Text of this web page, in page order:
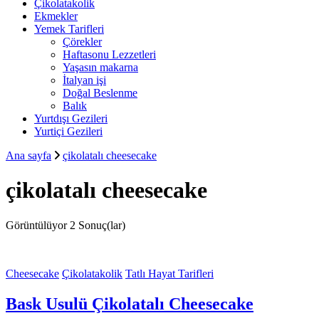
Çikolatakolik
Ekmekler
Yemek Tarifleri
Çörekler
Haftasonu Lezzetleri
Yaşasın makarna
İtalyan işi
Doğal Beslenme
Balık
Yurtdışı Gezileri
Yurtiçi Gezileri
Ana sayfa
çikolatalı cheesecake
çikolatalı cheesecake
Görüntülüyor 2 Sonuç(lar)
Cheesecake Çikolatakolik Tatlı Hayat Tarifleri
Bask Usulü Çikolatalı Cheesecake